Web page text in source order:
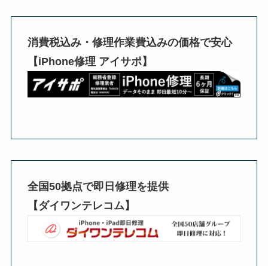
消費税込み・修理作業費込みの価格で安心
【iPhone修理 アイサポ】
全国50拠点で即日修理を提供
【ダイワンテレコム】